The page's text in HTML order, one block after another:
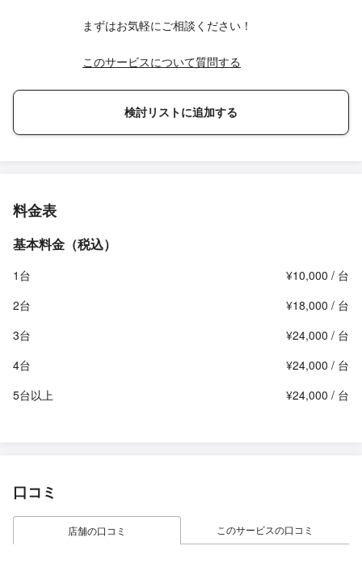
まずはお気軽にご相談ください！
このサービスについて質問する
検討リストに追加する
料金表
基本料金（税込）
1台
¥10,000 / 台
2台
¥18,000 / 台
3台
¥24,000 / 台
4台
¥24,000 / 台
5台以上
¥24,000 / 台
口コミ
店舗の口コミ このサービスの口コミ